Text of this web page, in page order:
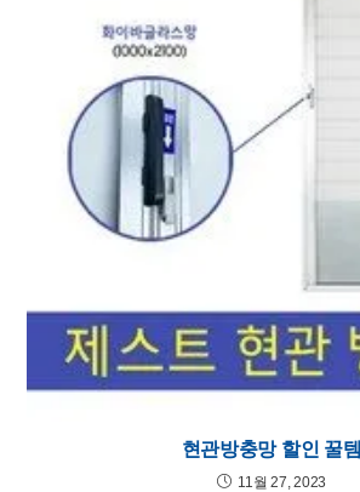
현관방충망 할인 꿀템
11월 27, 2023